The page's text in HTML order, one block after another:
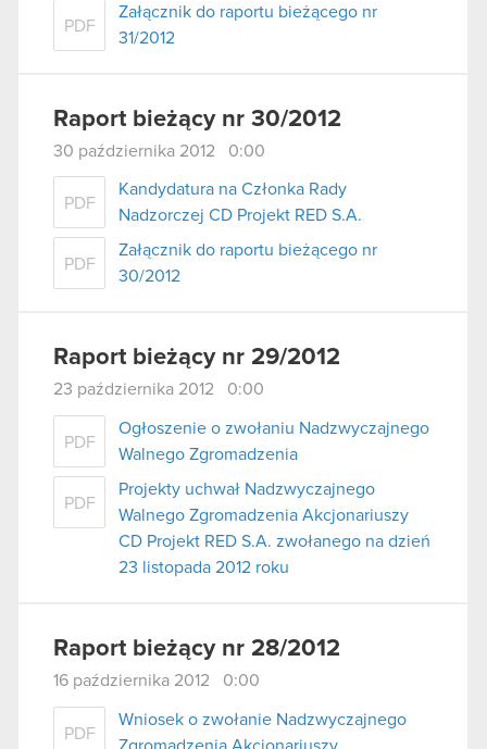
PDF
Załącznik do raportu bieżącego nr
31/2012
Raport bieżący nr 30/2012
30 października 2012 0:00
PDF
Kandydatura na Członka Rady
Nadzorczej CD Projekt RED S.A.
PDF
Załącznik do raportu bieżącego nr
30/2012
Raport bieżący nr 29/2012
23 października 2012 0:00
PDF
Ogłoszenie o zwołaniu Nadzwyczajnego
Walnego Zgromadzenia
PDF
Projekty uchwał Nadzwyczajnego
Walnego Zgromadzenia Akcjonariuszy
CD Projekt RED S.A. zwołanego na dzień
23 listopada 2012 roku
Raport bieżący nr 28/2012
16 października 2012 0:00
PDF
Wniosek o zwołanie Nadzwyczajnego
Zgromadzenia Akcjonariuszy